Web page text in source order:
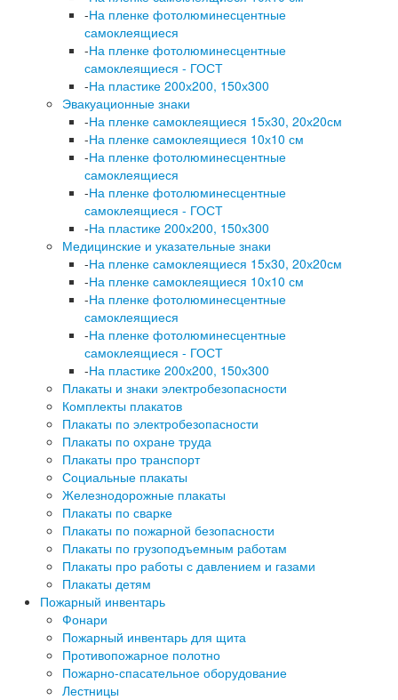
-На пленке фотолюминесцентные
самоклеящиеся
-На пленке фотолюминесцентные
самоклеящиеся - ГОСТ
-На пластике 200х200, 150х300
Эвакуационные знаки
-На пленке самоклеящиеся 15х30, 20х20см
-На пленке самоклеящиеся 10х10 см
-На пленке фотолюминесцентные
самоклеящиеся
-На пленке фотолюминесцентные
самоклеящиеся - ГОСТ
-На пластике 200х200, 150х300
Медицинские и указательные знаки
-На пленке самоклеящиеся 15х30, 20х20см
-На пленке самоклеящиеся 10х10 см
-На пленке фотолюминесцентные
самоклеящиеся
-На пленке фотолюминесцентные
самоклеящиеся - ГОСТ
-На пластике 200х200, 150х300
Плакаты и знаки электробезопасности
Комплекты плакатов
Плакаты по электробезопасности
Плакаты по охране труда
Плакаты про транспорт
Социальные плакаты
Железнодорожные плакаты
Плакаты по сварке
Плакаты по пожарной безопасности
Плакаты по грузоподъемным работам
Плакаты про работы с давлением и газами
Плакаты детям
Пожарный инвентарь
Фонари
Пожарный инвентарь для щита
Противопожарное полотно
Пожарно-спасательное оборудование
Лестницы